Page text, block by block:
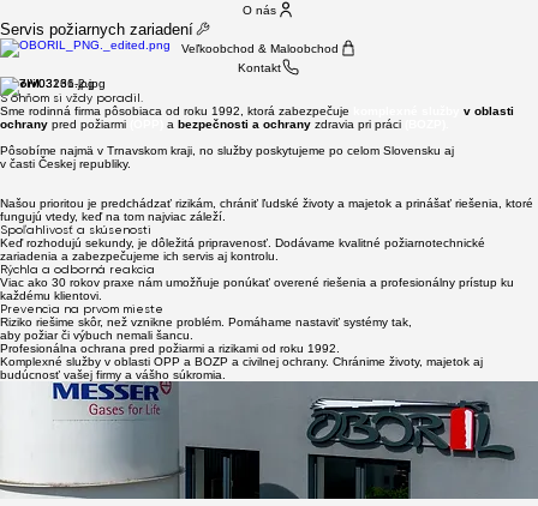
O nás
Servis požiarnych zariadení
Veľkoobchod & Maloobchod
Kontakt
Oboril.
S ohňom si vždy poradil.
Sme rodinná firma pôsobiaca od roku 1992, ktorá zabezpečuje
v oblasti
ochrany pred požiarmi a bezpečnosti a ochrany zdravia pri práci
Pôsobíme najmä v Trnavskom kraji, no služby poskytujeme po celom Slovensku aj
v časti Českej republiky.
Našou prioritou je predchádzať rizikám, chrániť ľudské životy a majetok a prinášať riešenia, ktoré
fungujú vtedy, keď na tom najviac záleží.
Spoľahlivosť a skúsenosti
Keď rozhodujú sekundy, je dôležitá pripravenosť. Dodávame kvalitné požiarnotechnické
zariadenia a zabezpečujeme ich servis aj kontrolu.
Rýchla a odborná reakcia
Viac ako 30 rokov praxe nám umožňuje ponúkať overené riešenia a profesionálny prístup ku
každému klientovi.
Prevencia na prvom mieste
Riziko riešime skôr, než vznikne problém. Pomáhame nastaviť systémy tak,
aby požiar či výbuch nemali šancu.
Profesionálna ochrana pred požiarmi a rizikami od roku 1992.
Komplexné služby v oblasti OPP a BOZP a civilnej ochrany. Chránime životy, majetok aj
budúcnosť vašej firmy a vášho súkromia.
Hasiaca technika
& servis
Predaj, montáž a servis:
prenosných a pojazdných hasiacich prístrojov,
hydrantových systémov a príslušenstva,
Vlastné certifikované servisné stredisko.
Rýchlo. Odborne. V súlade s legislatívou.
S nami to máte pod kontrolou.
Prevencia & kontrola
Prevencia a kontrola, predchádzajú nečakaným katastrofám.
Pravidelné kontroly, revízie a odborné prehliadky zariadení. Minimalizujeme riziká skôr, než
vzniknú problémy.
Spoľahlivosť a servis
Nechajte to na nás.
Kompletný servis od dodania až po údržbu.
Rýchla reakcia, odborný tím a riešenia na mieru.